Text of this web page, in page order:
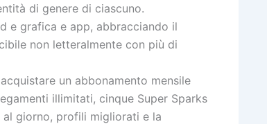
di genere di ciascuno.
e grafica e app, abbracciando il
non letteralmente con più di
un abbonamento mensile
illimitati, cinque Super Sparks
giorno, profili migliorati e la